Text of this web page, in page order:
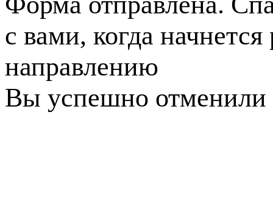
с вами, когда
направлению
Вы успешно отменили